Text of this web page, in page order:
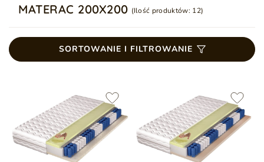
MATERAC 200X200 (Ilość produktów: 12)
SORTOWANIE I FILTROWANIE